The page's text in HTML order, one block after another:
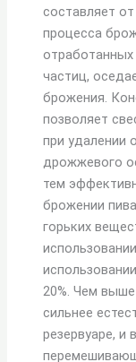
составляет
процесса
частиц,
брожения.
позволяет
при удалении
дрожжевого
тем
брожении
горьких
20%. Чем
сильнее
резервуаре, и